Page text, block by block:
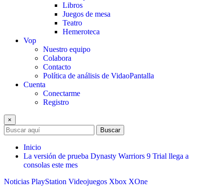
Libros
Juegos de mesa
Teatro
Hemeroteca
Vop
Nuestro equipo
Colabora
Contacto
Política de análisis de VidaoPantalla
Cuenta
Conectarme
Registro
×
Buscar
Inicio
La versión de prueba Dynasty Warriors 9 Trial llega a
consolas este mes
Noticias PlayStation Videojuegos Xbox XOne